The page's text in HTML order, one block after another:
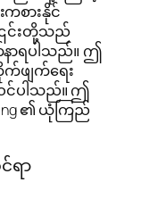
စားနိုင်
၎င်းတို့သည်
နာရပါသည်။ ဤ
က်ဖျက်ရေး
င်ပါသည်။ ဤ
၏ ယုံကြည်
ရာ